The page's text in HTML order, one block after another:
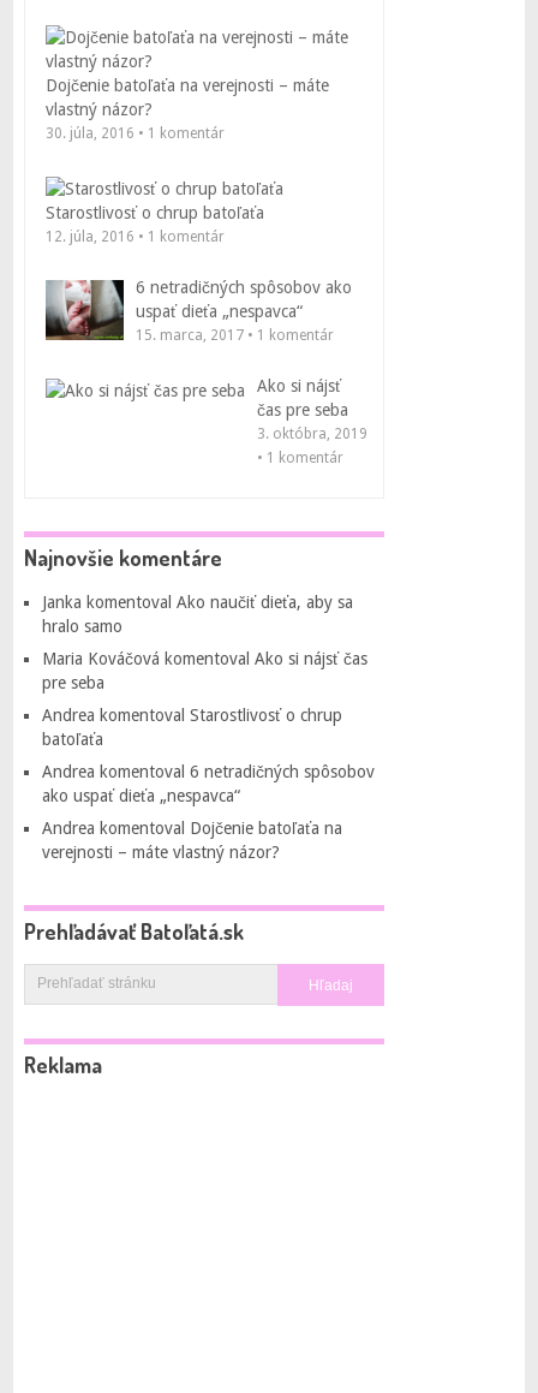
Dojčenie batoľaťa na verejnosti – máte
vlastný názor?
30. júla, 2016 • 1 komentár
Starostlivosť o chrup batoľaťa
12. júla, 2016 • 1 komentár
6 netradičných spôsobov ako
uspať dieťa „nespavca“
15. marca, 2017 • 1 komentár
Ako si nájsť
čas pre seba
3. októbra, 2019
• 1 komentár
Najnovšie komentáre
Janka komentoval Ako naučiť dieťa, aby sa
hralo samo
Maria Kováčová komentoval Ako si nájsť čas
pre seba
Andrea komentoval Starostlivosť o chrup
batoľaťa
Andrea komentoval 6 netradičných spôsobov
ako uspať dieťa „nespavca“
Andrea komentoval Dojčenie batoľaťa na
verejnosti – máte vlastný názor?
Prehľadávať Batoľatá.sk
Reklama